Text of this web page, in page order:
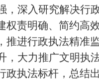
，深入研究解决行
权责明确、简约高
进行政执法精准监
，大力推广文明执
政执法标杆，总结